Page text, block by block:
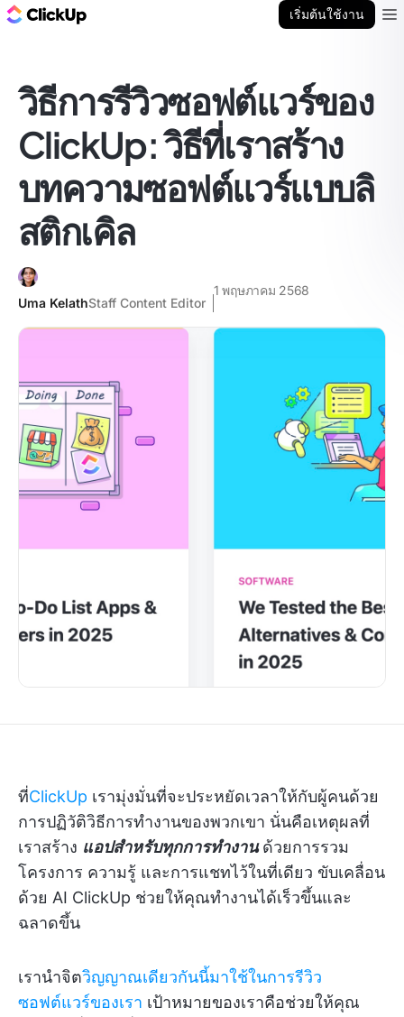
เริ่มต้นใช้งาน
วิธีการรีวิวซอฟต์แวร์ของ
ClickUp: วิธีที่เราสร้าง
บทความซอฟต์แวร์แบบลิ
สติกเคิล
Uma KelathStaff Content Editor
1 พฤษภาคม 2568
ที่ClickUp เรามุ่งมั่นที่จะประหยัดเวลาให้กับผู้คนด้วย
การปฏิวัติวิธีการทำงานของพวกเขา นั่นคือเหตุผลที่
เราสร้าง แอปสำหรับทุกการทำงานด้วยการรวม
โครงการ ความรู้ และการแชทไว้ในที่เดียว ขับเคลื่อน
ด้วย AI ClickUp ช่วยให้คุณทำงานได้เร็วขึ้นและ
ฉลาดขึ้น
เรานำจิตวิญญาณเดียวกันนี้มาใช้ในการรีวิว
ซอฟต์แวร์ของเรา เป้าหมายของเราคือช่วยให้คุณ